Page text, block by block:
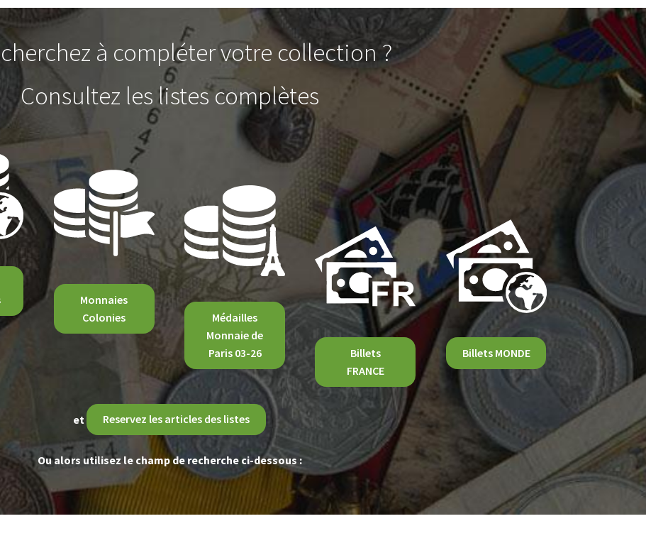
à compléter votre collection ?
Consultez les listes complètes
Monnaies
Colonies
Médailles
Monnaie de
Paris 03-26
Billets
FRANCE
Billets MONDE
et Reservez les articles des listes
Ou alors utilisez le champ de recherche ci-dessous :